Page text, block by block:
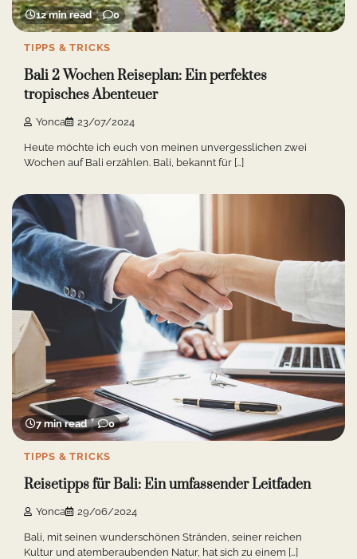
12 min read 0
TIPPS & TRICKS
Bali 2 Wochen Reiseplan: Ein perfektes
tropisches Abenteuer
Yonca 23/07/2024
Heute möchte ich euch von meinen unvergesslichen zwei
Wochen auf Bali erzählen. Bali, bekannt für […]
7 min read 0
TIPPS & TRICKS
Reisetipps für Bali: Ein umfassender Leitfaden
Yonca 29/06/2024
Bali, mit seinen wunderschönen Stränden, seiner reichen
Kultur und atemberaubenden Natur, hat sich zu einem […]